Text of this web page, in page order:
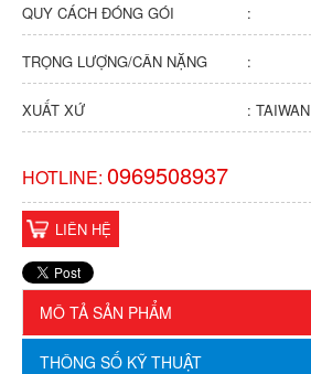
QUY CÁCH ĐÓNG GÓI :
TRỌNG LƯỢNG/CÂN NẶNG :
XUẤT XỨ : TAIWAN
HOTLINE: 0969508937
LIÊN HỆ
MÔ TẢ SẢN PHẨM
THÔNG SỐ KỸ THUẬT